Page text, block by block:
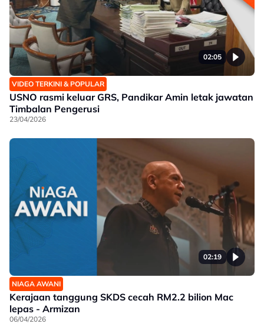
02:05
VIDEO TERKINI & POPULAR
USNO rasmi keluar GRS, Pandikar Amin letak jawatan
Timbalan Pengerusi
23/04/2026
02:19
NIAGA AWANI
Kerajaan tanggung SKDS cecah RM2.2 bilion Mac
lepas - Armizan
06/04/2026